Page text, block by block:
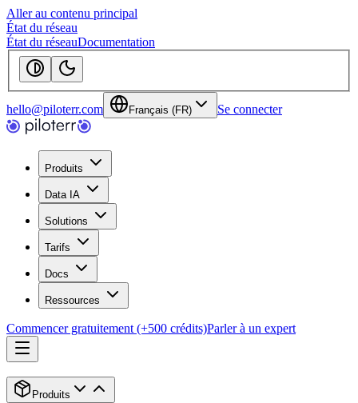
Aller au contenu principal
État du réseau
État du réseauDocumentation
hello@piloterr.com Français (FR) Se connecter
Produits
Data IA
Solutions
Tarifs
Docs
Ressources
Commencer gratuitement (+500 crédits)Parler à un expert
Produits